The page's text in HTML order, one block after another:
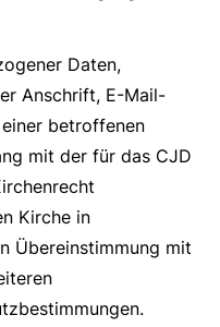
Daten,
Anschrift, E-Mail-
betroffenen
mit der für das CJD
Kirche in
Übereinstimmung mit